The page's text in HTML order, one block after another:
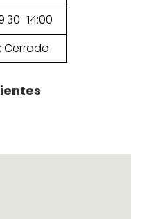
Cerrado